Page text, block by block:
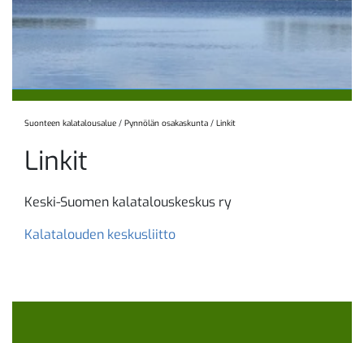
Suonteen kalatalousalue / Pynnölän osakaskunta / Linkit
Linkit
Keski-Suomen kalatalouskeskus ry
Kalatalouden keskusliitto